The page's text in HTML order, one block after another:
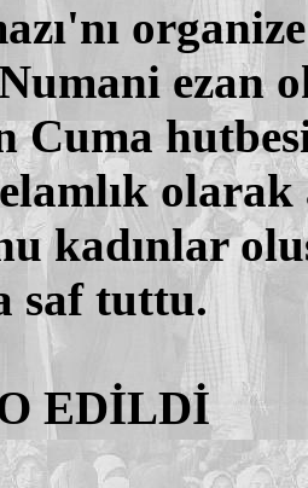
ezan
Cuma
kadınlar
saf tuttu.
EDİLDİ